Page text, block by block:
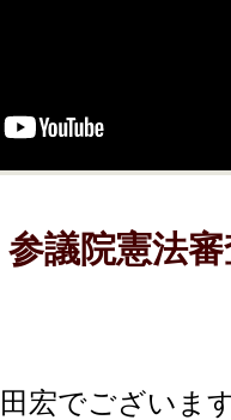
議院憲法
宏でございま